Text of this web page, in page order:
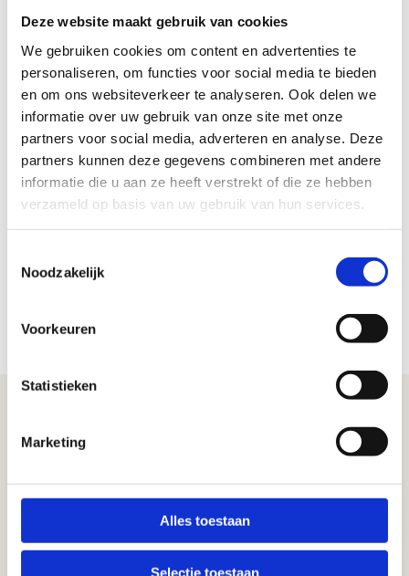
Deze website maakt gebruik van cookies
We gebruiken cookies om content en advertenties te
personaliseren, om functies voor social media te bieden
en om ons websiteverkeer te analyseren. Ook delen we
informatie over uw gebruik van onze site met onze
partners voor social media, adverteren en analyse. Deze
partners kunnen deze gegevens combineren met andere
informatie die u aan ze heeft verstrekt of die ze hebben
verzameld op basis van uw gebruik van hun services.
Noodzakelijk
Voorkeuren
Statistieken
Marketing
Alles toestaan
Selectie toestaan
kosteloos aangeboden aan medewerkers in de meubelindustrie
gegevens worden nooit met anderen gedeeld.
Misschien heb je eerder via je werkgever een
gezondheidscheck gehad. Omdat we het belangrijk vinden dat
alle medewerkers in de branche inzicht hebben in hun eigen
gezondheid, kun je deze check nu ook persoonlijk doen.
Hoe het werkt?
Vul de online vragenlijst in
Ontvang een thuiskit voor eenvoudige metingen (zoals
Krijg je persoonlijke gezondheidsrapport met advies
Westerhoutpark 10